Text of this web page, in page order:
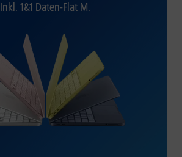
Inkl. 1&1 Daten-Flat M.